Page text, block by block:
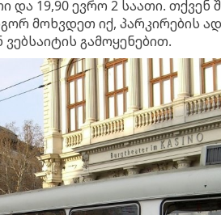
და 19,90 ევრო 2 საათი.
მოხვდეთ იქ, პარკირების
გამოყენებით.